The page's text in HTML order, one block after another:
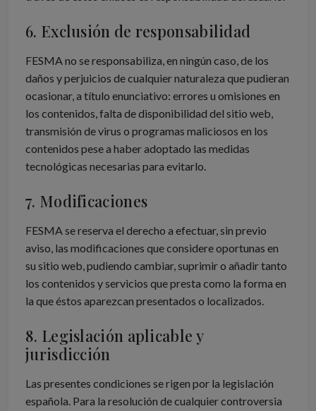
6. Exclusión de responsabilidad
FESMA no se responsabiliza, en ningún caso, de los
daños y perjuicios de cualquier naturaleza que pudieran
ocasionar, a título enunciativo: errores u omisiones en
los contenidos, falta de disponibilidad del sitio web,
transmisión de virus o programas maliciosos en los
contenidos pese a haber adoptado las medidas
tecnológicas necesarias para evitarlo.
7. Modificaciones
FESMA se reserva el derecho a efectuar, sin previo
aviso, las modificaciones que considere oportunas en
su sitio web, pudiendo cambiar, suprimir o añadir tanto
los contenidos y servicios que presta como la forma en
la que éstos aparezcan presentados o localizados.
8. Legislación aplicable y
jurisdicción
Las presentes condiciones se rigen por la legislación
española. Para la resolución de cualquier controversia